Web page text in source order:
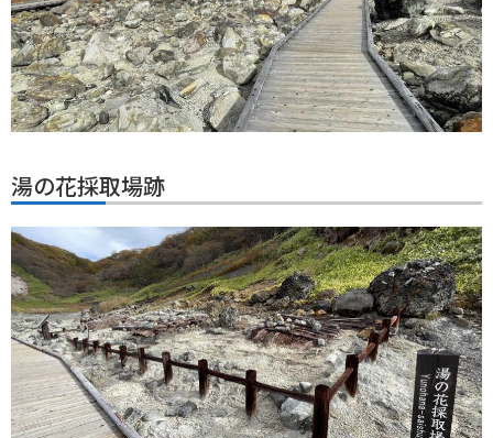
湯の花採取場跡